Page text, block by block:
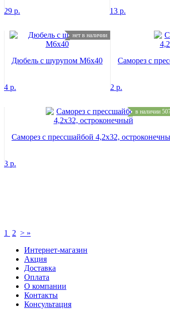
29 р. 13 р.
нет в наличии
Дюбель с шурупом M6х40
4 р.
Саморез с
2 р.
в наличии
Саморез с прессшайбой 4,2х32,
3 р.
1 2 > »
Интернет-магазин
Акция
Доставка
Оплата
О компании
Контакты
Консультация